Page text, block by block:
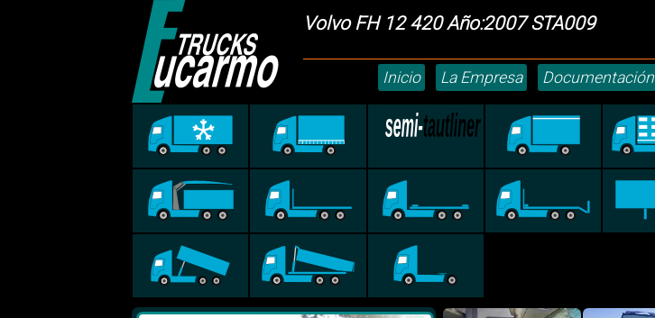
Volvo FH 12 420 Año:2007 STA009
Inicio La Empresa Documentación